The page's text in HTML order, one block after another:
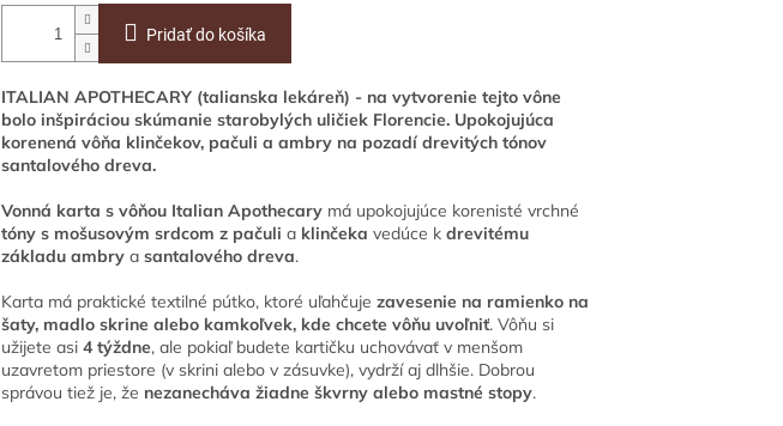
Pridať do košíka
ITALIAN APOTHECARY (talianska lekáreň) - na vytvorenie tejto vône
bolo inšpiráciou skúmanie starobylých uličiek Florencie. Upokojujúca
korenená vôňa klinčekov, pačuli a ambry na pozadí drevitých tónov
santalového dreva.
Vonná karta s vôňou Italian Apothecary má upokojujúce korenisté vrchné
tóny s mošusovým srdcom z pačuli a klinčeka vedúce k drevitému
základu ambry a santalového dreva.
Karta má praktické textilné pútko, ktoré uľahčuje zavesenie na ramienko na
šaty, madlo skrine alebo kamkoľvek, kde chcete vôňu uvoľniť. Vôňu si
užijete asi 4 týždne, ale pokiaľ budete kartičku uchovávať v menšom
uzavretom priestore (v skrini alebo v zásuvke), vydrží aj dlhšie. Dobrou
správou tiež je, že nezanecháva žiadne škvrny alebo mastné stopy.